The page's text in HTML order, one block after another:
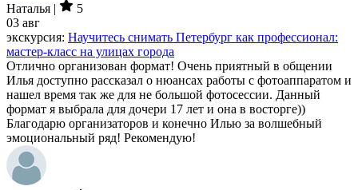
Наталья |
5
03 авг
экскурсия: Научитесь снимать Петербург как профессионал:
мастер-класс на улицах города
Отлично организован формат! Очень приятный в общении
Илья доступно рассказал о нюансах работы с фотоаппаратом и
нашел время так же для не большой фотосессии. Данный
формат я выбрала для дочери 17 лет и она в восторге))
Благодарю организаторов и конечно Илью за волшебный
эмоциональный ряд! Рекомендую!